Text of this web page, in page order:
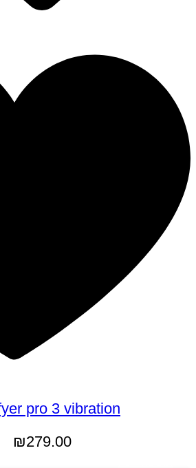
pro 3 vibration
₪279.00